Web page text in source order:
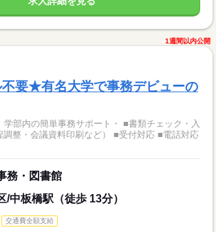
1週間以内公開
要★有名大学で事務デビューの
学部内の簡単事務サポート・ ■書類チェック・入
調整・会議資料印刷など） ■受付対応 ■電話対応
務・図書館
/中板橋駅（徒歩 13分）
交通費全額支給